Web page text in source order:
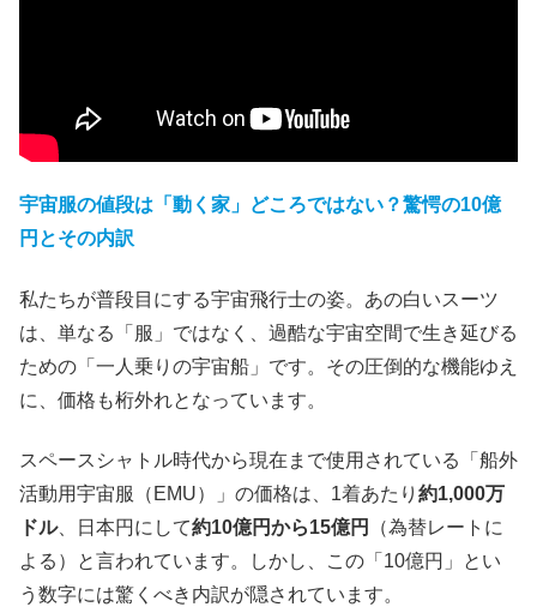
宇宙服の値段は「動く家」どころではない？驚愕の10億
円とその内訳
私たちが普段目にする宇宙飛行士の姿。あの白いスーツ
は、単なる「服」ではなく、過酷な宇宙空間で生き延びる
ための「一人乗りの宇宙船」です。その圧倒的な機能ゆえ
に、価格も桁外れとなっています。
スペースシャトル時代から現在まで使用されている「船外
活動用宇宙服（EMU）」の価格は、1着あたり 約1,000万
ドル、日本円にして約10億円から15億円
（為替レートに
よる）と言われています。しかし、この「10億円」とい
う数字には驚くべき内訳が隠されています。